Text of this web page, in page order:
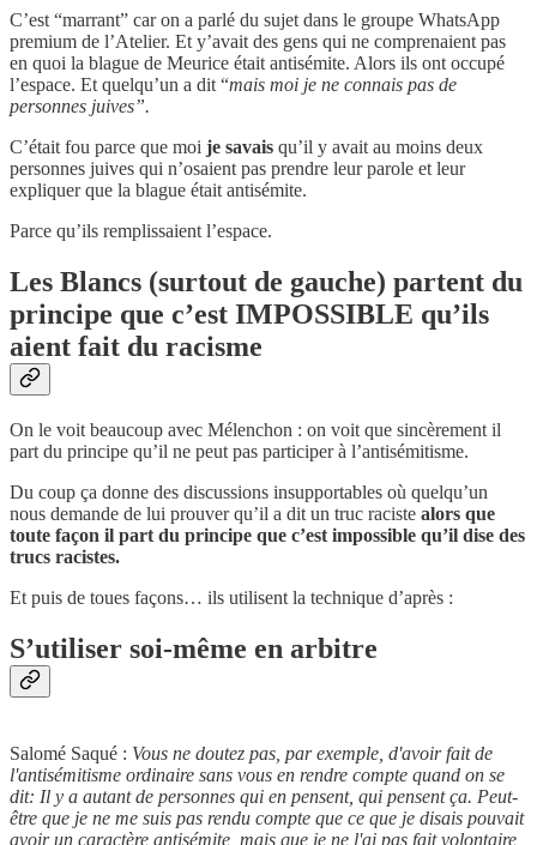
C’est “marrant” car on a parlé du sujet dans le groupe WhatsApp
premium de l’Atelier. Et y’avait des gens qui ne comprenaient pas
en quoi la blague de Meurice était antisémite. Alors ils ont occupé
l’espace. Et quelqu’un a dit “mais moi je ne connais pas de
personnes juives”.
C’était fou parce que moi je savais qu’il y avait au moins deux
personnes juives qui n’osaient pas prendre leur parole et leur
expliquer que la blague était antisémite.
Parce qu’ils remplissaient l’espace.
Les Blancs (surtout de gauche) partent du
principe que c’est IMPOSSIBLE qu’ils
aient fait du racisme
On le voit beaucoup avec Mélenchon : on voit que sincèrement il
part du principe qu’il ne peut pas participer à l’antisémitisme.
Du coup ça donne des discussions insupportables où quelqu’un
nous demande de lui prouver qu’il a dit un truc raciste alors que
toute façon il part du principe que c’est impossible qu’il dise des
trucs racistes.
Et puis de toues façons… ils utilisent la technique d’après :
S’utiliser soi-même en arbitre
Salomé Saqué : Vous ne doutez pas, par exemple, d'avoir fait de
l'antisémitisme ordinaire sans vous en rendre compte quand on se
dit: Il y a autant de personnes qui en pensent, qui pensent ça. Peut-
être que je ne me suis pas rendu compte que ce que je disais pouvait
avoir un caractère antisémite, mais que je ne l'ai pas fait volontaire